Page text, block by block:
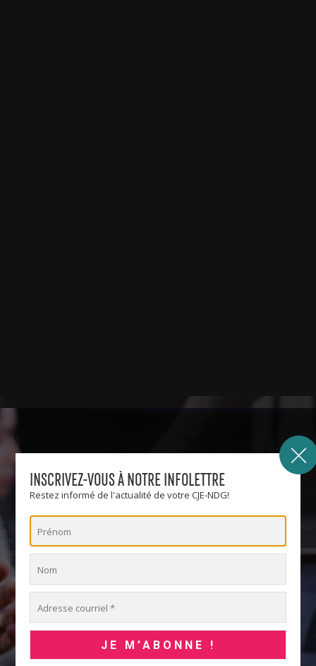
INSCRIVEZ-VOUS À NOTRE INFOLETTRE
Restez informé de l'actualité de votre CJE-NDG!